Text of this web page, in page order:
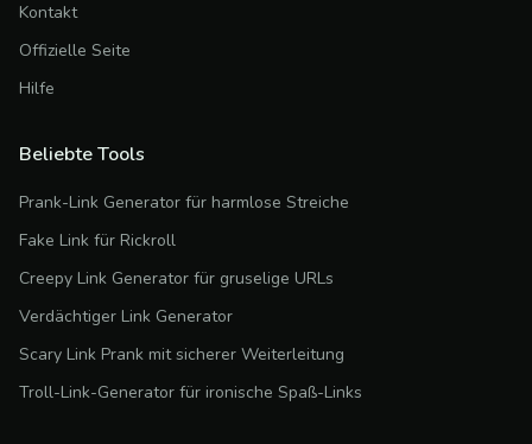
Kontakt
Offizielle Seite
Hilfe
Beliebte Tools
Prank-Link Generator für harmlose Streiche
Fake Link für Rickroll
Creepy Link Generator für gruselige URLs
Verdächtiger Link Generator
Scary Link Prank mit sicherer Weiterleitung
Troll-Link-Generator für ironische Spaß-Links